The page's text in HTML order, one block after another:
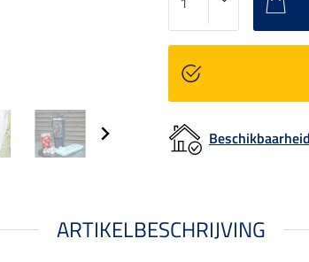
ARTIKELBESCHRIJVING